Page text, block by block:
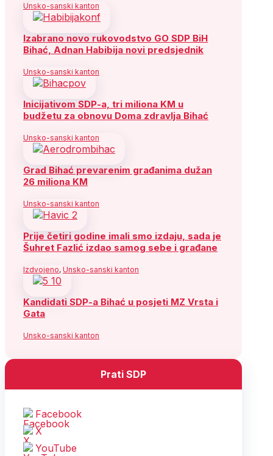
Unsko-sanski kanton
Izabrano novo rukovodstvo GO SDP BiH
Bihać, Adnan Habibija novi predsjednik
Unsko-sanski kanton
Inicijativom SDP-a, tri miliona KM u
budžetu za obnovu Doma zdravlja Bihać
Unsko-sanski kanton
Grad Bihać prevarenim građanima dužan
26 miliona KM
Unsko-sanski kanton
Prije četiri godine imali smo izdaju, sada je
Šuhret Fazlić izdao samog sebe i građane
Izdvojeno, Unsko-sanski kanton
Kandidati SDP-a Bihać u posjeti MZ Vrsta i
Gata
Unsko-sanski kanton
Prati SDP
Facebook
X
YouTube